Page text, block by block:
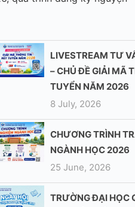
LIVESTREAM TƯ
– CHỦ ĐỀ GIẢI MÃ
TUYỂN NĂM 2026
8 July, 2026
CHƯƠNG TRÌNH
NGÀNH HỌC 2026
25 June, 2026
TRƯỜNG ĐẠI HỌC